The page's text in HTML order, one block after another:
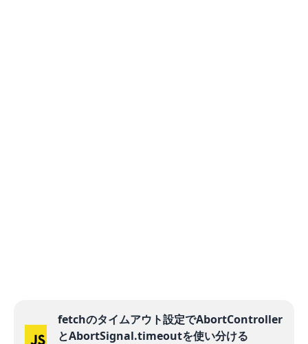
fetchのタイムアウト設定でAbortController
とAbortSignal.timeoutを使い分ける